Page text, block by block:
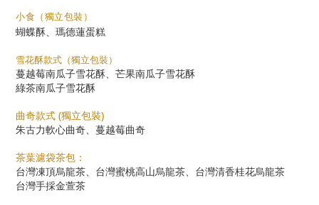
小食（獨立包裝）
蝴蝶酥、瑪德蓮蛋糕
雪花酥款式（獨立包裝）
蔓越莓南瓜子雪花酥、芒果南瓜子雪花酥
綠茶南瓜子雪花酥
曲奇款式 (獨立包裝)
朱古力軟心曲奇、蔓越莓曲奇
茶葉濾袋茶包：
台灣凍頂烏龍茶、台灣蜜桃高山烏龍茶、台灣清香桂花烏龍茶
台灣手採金萱茶